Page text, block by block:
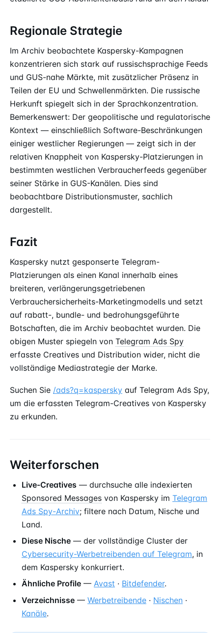
Regionale Strategie
Im Archiv beobachtete Kaspersky-Kampagnen
konzentrieren sich stark auf russischsprachige Feeds
und GUS-nahe Märkte, mit zusätzlicher Präsenz in
Teilen der EU und Schwellenmärkten. Die russische
Herkunft spiegelt sich in der Sprachkonzentration.
Bemerkenswert: Der geopolitische und regulatorische
Kontext — einschließlich Software-Beschränkungen
einiger westlicher Regierungen — zeigt sich in der
relativen Knappheit von Kaspersky-Platzierungen in
bestimmten westlichen Verbraucherfeeds gegenüber
seiner Stärke in GUS-Kanälen. Dies sind
beobachtbare Distributionsmuster, sachlich
dargestellt.
Fazit
Kaspersky nutzt gesponserte Telegram-
Platzierungen als einen Kanal innerhalb eines
breiteren, verlängerungsgetriebenen
Verbrauchersicherheits-Marketingmodells und setzt
auf rabatt-, bundle- und bedrohungsgeführte
Botschaften, die im Archiv beobachtet wurden. Die
obigen Muster spiegeln von Telegram Ads Spy
erfasste Creatives und Distribution wider, nicht die
vollständige Mediastrategie der Marke.
Suchen Sie /ads?q=kaspersky auf Telegram Ads Spy,
um die erfassten Telegram-Creatives von Kaspersky
zu erkunden.
Weiterforschen
Live-Creatives — durchsuche alle indexierten
Sponsored Messages von Kaspersky im Telegram
Ads Spy-Archiv; filtere nach Datum, Nische und
Land.
Diese Nische — der vollständige Cluster der
Cybersecurity-Werbetreibenden auf Telegram, in
dem Kaspersky konkurriert.
Ähnliche Profile — Avast · Bitdefender.
Verzeichnisse — Werbetreibende · Nischen ·
Kanäle.